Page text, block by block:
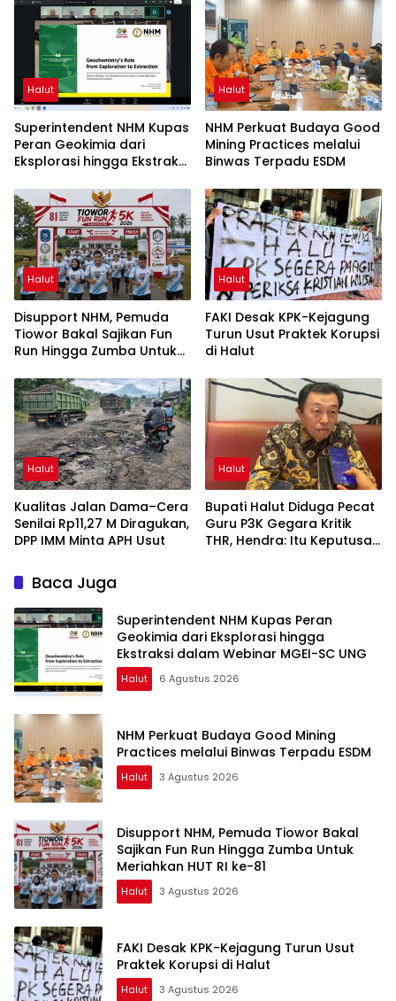
Halut
Superintendent NHM Kupas
Peran Geokimia dari
Eksplorasi hingga Ekstraksi
UNG
Halut
NHM Perkuat Budaya Good
Mining Practices melalui
Binwas Terpadu ESDM
Halut
Disupport NHM, Pemuda
Tiowor Bakal Sajikan Fun
Run Hingga Zumba Untuk
Halut
FAKI Desak KPK-Kejagung
Turun Usut Praktek Korupsi
di Halut
Halut
Kualitas Jalan Dama–Cera
Senilai Rp11,27 M Diragukan,
DPP IMM Minta APH Usut
Halut
Bupati Halut Diduga Pecat
Guru P3K Gegara Kritik
THR, Hendra: Itu Keputusan
Baca Juga
Superintendent NHM Kupas Peran
Geokimia dari Eksplorasi hingga
Ekstraksi dalam Webinar MGEI-SC UNG
Halut 6 Agustus 2026
NHM Perkuat Budaya Good Mining
Practices melalui Binwas Terpadu ESDM
Halut 3 Agustus 2026
Disupport NHM, Pemuda Tiowor Bakal
Sajikan Fun Run Hingga Zumba Untuk
Meriahkan HUT RI ke-81
Halut 3 Agustus 2026
FAKI Desak KPK-Kejagung Turun Usut
Praktek Korupsi di Halut
Halut 3 Agustus 2026